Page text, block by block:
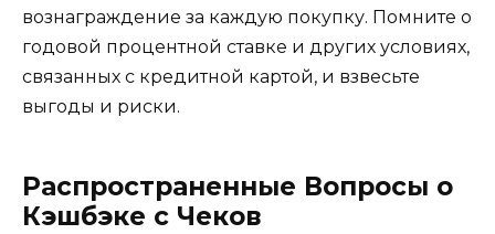
вознаграждение за каждую покупку. Помните о
годовой процентной ставке и других условиях,
связанных с кредитной картой, и взвесьте
выгоды и риски.
Распространенные Вопросы о
Кэшбэке с Чеков